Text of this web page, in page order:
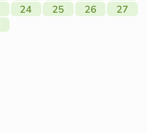
24 25 26
27